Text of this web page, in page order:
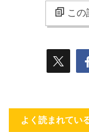
この
よく読まれてい